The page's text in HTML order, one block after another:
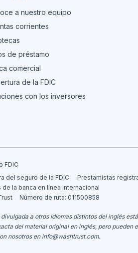
a nuestro equipo
corrientes
de préstamo
comercial
de la FDIC
con los inversores
FDIC
del seguro de la FDIC
Prestamistas
de la banca en línea internacional
Número de ruta: 011500858
a otros idiomas distintos del inglés
del material original en inglés, pero pueden
nosotros en info@washtrust.com.